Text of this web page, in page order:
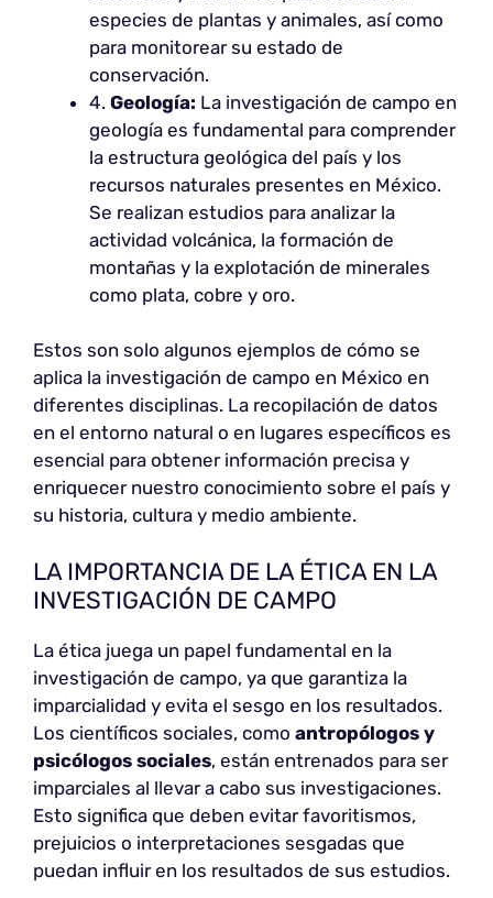
especies de plantas y animales, así como
para monitorear su estado de
conservación.
4. Geología: La investigación de campo en
geología es fundamental para comprender
la estructura geológica del país y los
recursos naturales presentes en México.
Se realizan estudios para analizar la
actividad volcánica, la formación de
montañas y la explotación de minerales
como plata, cobre y oro.
Estos son solo algunos ejemplos de cómo se
aplica la investigación de campo en México en
diferentes disciplinas. La recopilación de datos
en el entorno natural o en lugares específicos es
esencial para obtener información precisa y
enriquecer nuestro conocimiento sobre el país y
su historia, cultura y medio ambiente.
LA IMPORTANCIA DE LA ÉTICA EN LA
INVESTIGACIÓN DE CAMPO
La ética juega un papel fundamental en la
investigación de campo, ya que garantiza la
imparcialidad y evita el sesgo en los resultados.
Los científicos sociales, como antropólogos y
psicólogos sociales, están entrenados para ser
imparciales al llevar a cabo sus investigaciones.
Esto significa que deben evitar favoritismos,
prejuicios o interpretaciones sesgadas que
puedan influir en los resultados de sus estudios.